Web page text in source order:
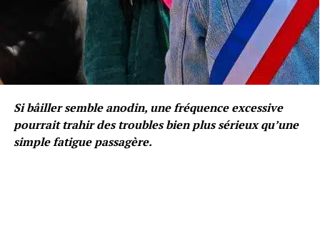
Si bâiller semble anodin, une fréquence excessive
pourrait trahir des troubles bien plus sérieux qu’une
simple fatigue passagère.